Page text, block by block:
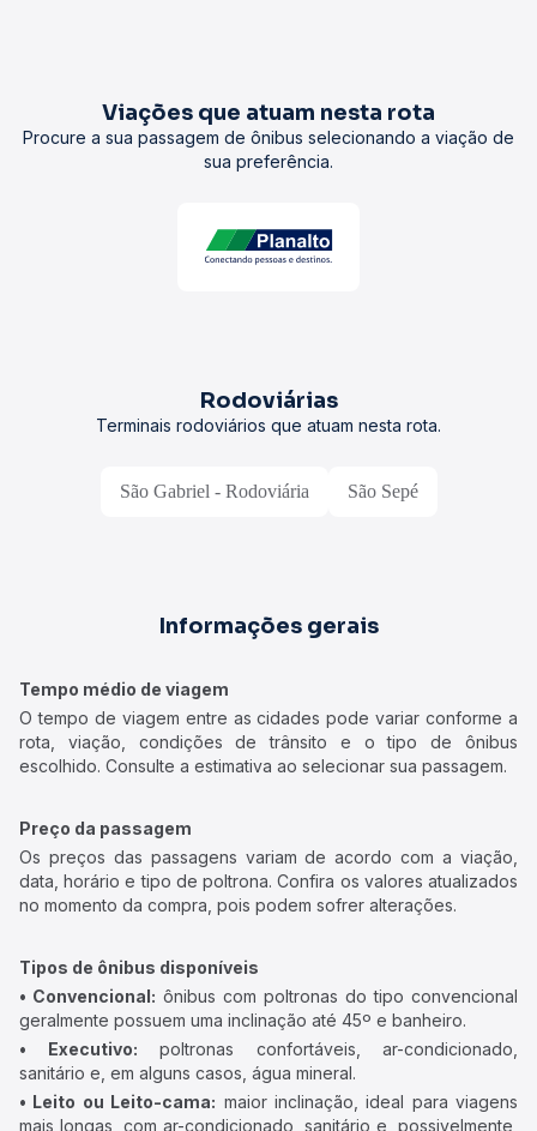
Viações que atuam nesta rota
Procure a sua passagem de ônibus selecionando a viação de
sua preferência.
Rodoviárias
Terminais rodoviários que atuam nesta rota.
São Gabriel - Rodoviária São Sepé
Informações gerais
Tempo médio de viagem
O tempo de viagem entre as cidades pode variar conforme a
rota, viação, condições de trânsito e o tipo de ônibus
escolhido. Consulte a estimativa ao selecionar sua passagem.
Preço da passagem
Os preços das passagens variam de acordo com a viação,
data, horário e tipo de poltrona. Confira os valores atualizados
no momento da compra, pois podem sofrer alterações.
Tipos de ônibus disponíveis
• Convencional: ônibus com poltronas do tipo convencional
geralmente possuem uma inclinação até 45º e banheiro.
• Executivo: poltronas confortáveis, ar-condicionado,
sanitário e, em alguns casos, água mineral.
• Leito ou Leito-cama: maior inclinação, ideal para viagens
mais longas, com ar-condicionado, sanitário e, possivelmente,